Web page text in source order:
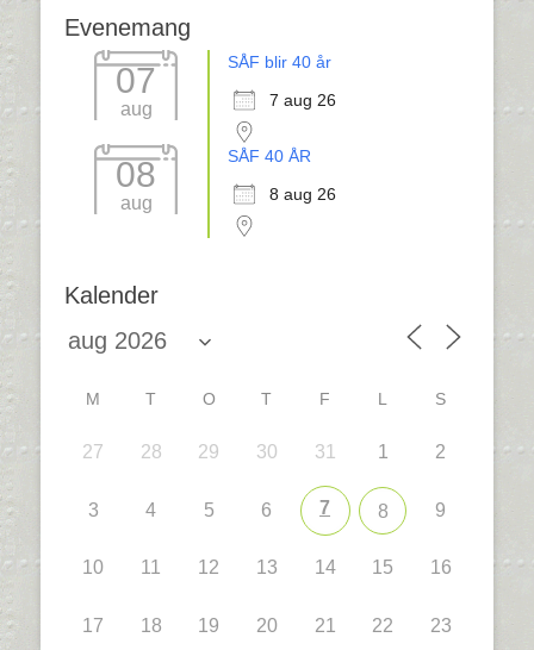
Evenemang
07
aug
SÅF blir 40 år
7 aug 26
08
aug
SÅF 40 ÅR
8 aug 26
Kalender
M T O T F L S
27 28 29 30 31 1 2
3 4 5 6 7 8 9
10 11 12 13 14 15 16
17 18 19 20 21 22 23